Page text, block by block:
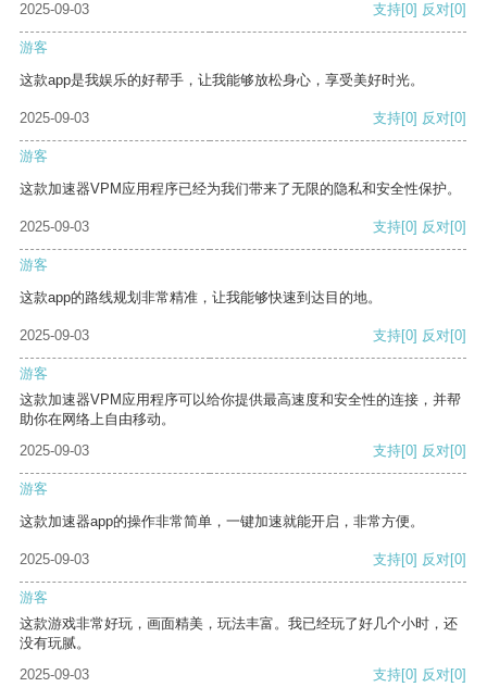
2025-09-03 支持[0] 反对[0]
游客
这款app是我娱乐的好帮手，让我能够放松身心，享受美好时光。
2025-09-03 支持[0] 反对[0]
游客
这款加速器VPM应用程序已经为我们带来了无限的隐私和安全性保护。
2025-09-03 支持[0] 反对[0]
游客
这款app的路线规划非常精准，让我能够快速到达目的地。
2025-09-03 支持[0] 反对[0]
游客
这款加速器VPM应用程序可以给你提供最高速度和安全性的连接，并帮
助你在网络上自由移动。
2025-09-03
支持[0] 反对[0]
游客
这款加速器app的操作非常简单，一键加速就能开启，非常方便。
2025-09-03 支持[0] 反对[0]
游客
这款游戏非常好玩，画面精美，玩法丰富。我已经玩了好几个小时，还
没有玩腻。
2025-09-03
支持[0] 反对[0]